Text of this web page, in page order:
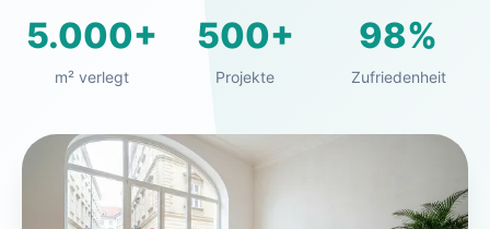
5.000+
m² verlegt
500+
Projekte
98%
Zufriedenheit